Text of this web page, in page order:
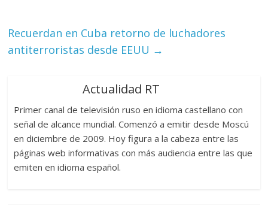
Recuerdan en Cuba retorno de luchadores
antiterroristas desde EEUU →
Actualidad RT
Primer canal de televisión ruso en idioma castellano con
señal de alcance mundial. Comenzó a emitir desde Moscú
en diciembre de 2009. Hoy figura a la cabeza entre las
páginas web informativas con más audiencia entre las que
emiten en idioma español.